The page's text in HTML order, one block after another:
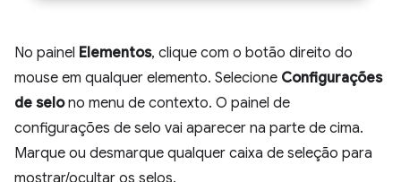
No painel Elementos, clique com o botão direito do
mouse em qualquer elemento. Selecione Configurações
de selono menu de contexto. O painel de
configurações de selo vai aparecer na parte de cima.
Marque ou desmarque qualquer caixa de seleção para
mostrar/ocultar os selos.